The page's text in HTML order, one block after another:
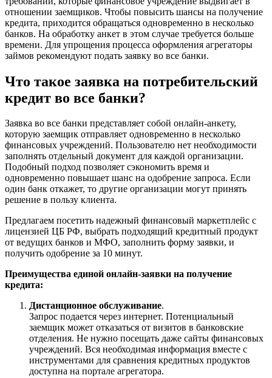
отношении заемщиков. Чтобы повысить шансы на получение
кредита, приходится обращаться одновременно в несколько
банков. На обработку анкет в этом случае требуется больше
времени. Для упрощения процесса оформления агрегаторы
займов рекомендуют подать заявку во все банки.
Что такое заявка на потребительский
кредит во все банки?
Заявка во все банки представляет собой онлайн-анкету,
которую заемщик отправляет одновременно в несколько
финансовых учреждений. Пользователю нет необходимости
заполнять отдельный документ для каждой организации.
Подобный подход позволяет сэкономить время и
одновременно повышает шанс на одобрение запроса. Если
один банк откажет, то другие организации могут принять
решение в пользу клиента.
Предлагаем посетить надежный финансовый маркетплейс с
лицензией ЦБ РФ, выбрать подходящий кредитный продукт
от ведущих банков и МФО, заполнить форму заявки, и
получить одобрение за 10 минут.
Преимущества единой онлайн-заявки на получение
кредита:
Дистанционное обслуживание.
Запрос подается через интернет. Потенциальный
заемщик может отказаться от визитов в банковские
отделения. Не нужно посещать даже сайты финансовых
учреждений. Вся необходимая информация вместе с
инструментами для сравнения кредитных продуктов
доступна на портале агрегатора.